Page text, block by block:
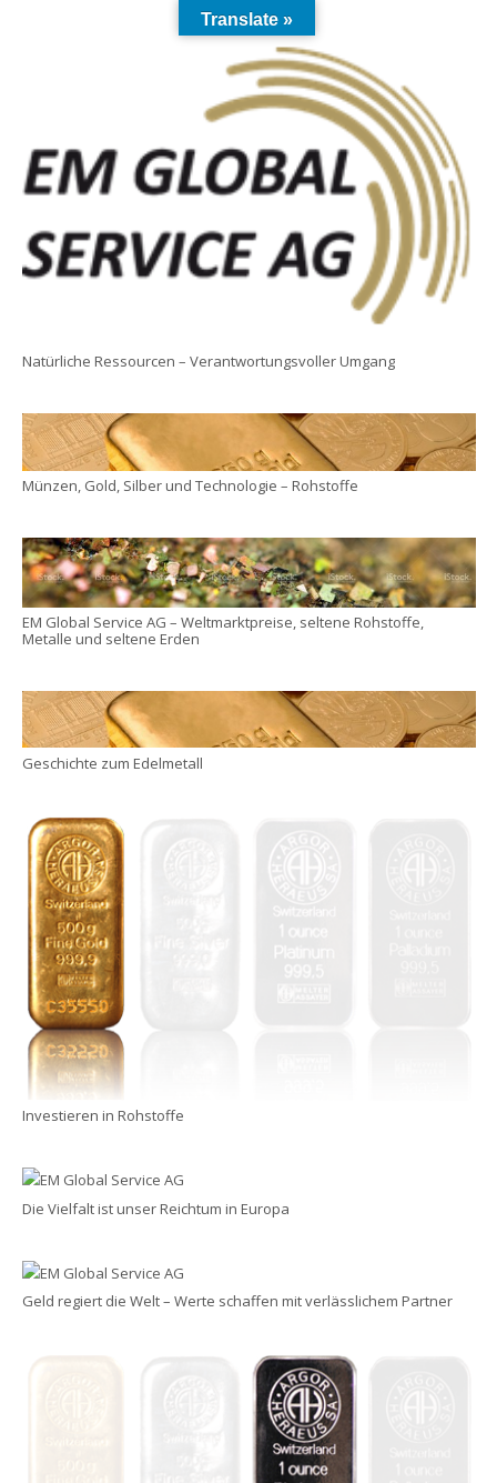
Natürliche Ressourcen – Verantwortungsvoller Umgang
Münzen, Gold, Silber und Technologie – Rohstoffe
EM Global Service AG – Weltmarktpreise, seltene Rohstoffe,
Metalle und seltene Erden
Geschichte zum Edelmetall
Investieren in Rohstoffe
Die Vielfalt ist unser Reichtum in Europa
Geld regiert die Welt – Werte schaffen mit verlässlichem Partner
Translate »